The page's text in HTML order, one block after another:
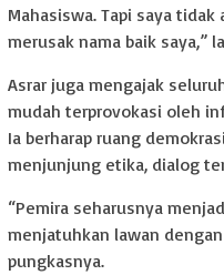
Mahasiswa. Tapi saya
merusak nama baik saya,”
Asrar juga mengajak
mudah terprovokasi oleh
Ia berharap ruang
menjunjung etika, dialog
“Pemira seharusnya
menjatuhkan lawan
pungkasnya.